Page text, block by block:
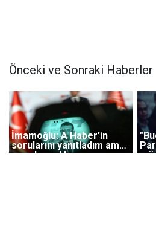
Önceki ve Sonraki Haberler
İmamoğlu: A Haber’in
sorularını yanıtladım ama
yayınlamadılar
mü